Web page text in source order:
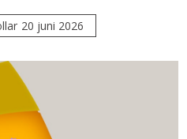
20 juni 2026